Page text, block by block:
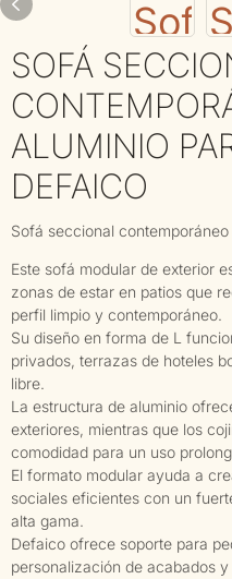
SOFÁ
ALUMINIO
DEFAICO
Sofá seccional contemporáneo
Este sofá modular de exterior
zonas de estar en patios que
perfil limpio y contemporáneo.
Su diseño en forma de L
privados, terrazas de hoteles
libre.
La estructura de aluminio
exteriores, mientras que los
comodidad para un uso
El formato modular ayuda a
sociales eficientes con un
alta gama.
Defaico ofrece soporte para
personalización de acabados